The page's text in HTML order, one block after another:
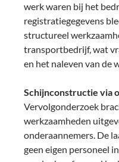
werk waren bij het
registratiegegevens
structureel
transportbedrijf, wat
en het naleven van de
Schijnconstructie via
Vervolgonderzoek
werkzaamheden
onderaannemers. De
geen eigen personeel